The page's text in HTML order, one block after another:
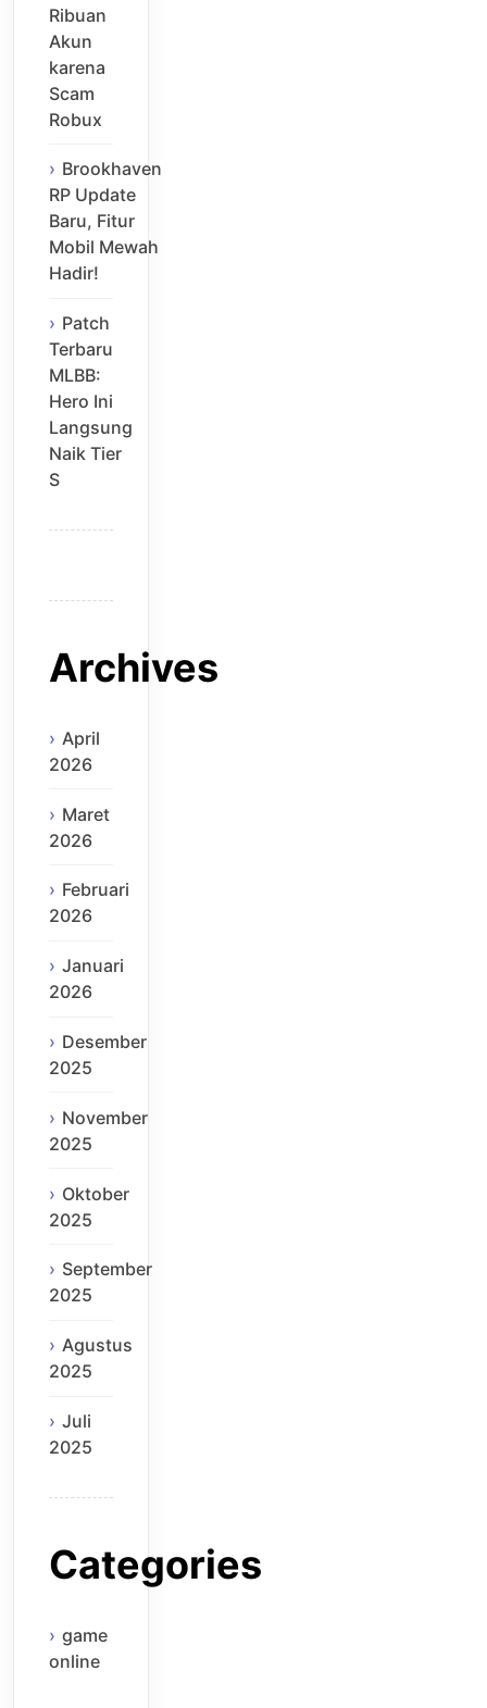
Ribuan
Akun
karena
Scam
Robux
Brookhaven
RP Update
Baru, Fitur
Mobil Mewah
Hadir!
Patch
Terbaru
MLBB:
Hero Ini
Langsung
Naik Tier
S
Archives
April
2026
Maret
2026
Februari
2026
Januari
2026
Desember
2025
November
2025
Oktober
2025
September
2025
Agustus
2025
Juli
2025
Categories
game
online